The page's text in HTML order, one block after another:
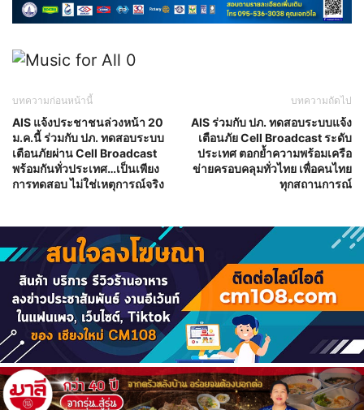
บทความก่อนหน้านี้
AIS แจ้งประชาชนล่วงหน้า 20
ม.ค.นี้ ร่วมกับ ปภ. ทดสอบระบบ
เตือนภัยผ่าน Cell Broadcast
พร้อมกันทั่วประเทศ…เป็นเพียง
การทดสอบ ไม่ใช่เหตุการณ์จริง
บทความถัดไป
AIS ร่วมกับ ปภ. ทดสอบระบบแจ้ง
เตือนภัย Cell Broadcast ระดับ
ประเทศ ตอกย้ำความพร้อมเครือ
ข่ายครอบคลุมทั่วไทย เพื่อคนไทย
ทุกสถานการณ์